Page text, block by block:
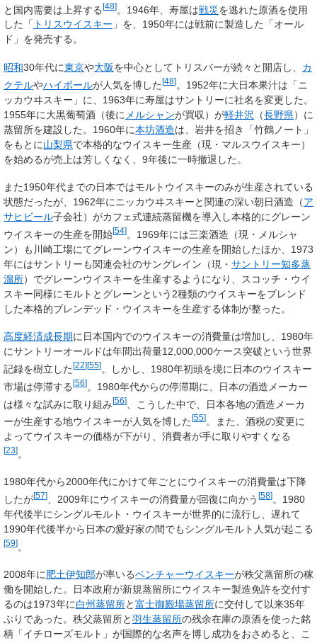
と国内需要は上昇する[48]。1946年、寿屋は戦災を逃れた原酒を使用
した「 トリスウイスキー 」を、1950年には戦前に製造した「オール
ド」を発売する。
昭和30年代に東京や大阪を中心としてトリスバーが続々と開店し、 カ
クテルやハイボールが人気を博した[48]。1952年に大日本果汁は「ニ
ッカウヰスキー」に、1963年に寿屋はサントリーに社名を変更した。
1955年に大黒葡萄酒（後に メルシャンが買収）が軽井沢 （長野県）に
蒸留所を建設した。1960年に本坊酒造は、岩井を招き「竹鶴ノート」
をもとに山梨県で本格的なウイスキー生産（現・マルスウイスキー）
を始めるが売上は芳しくなく、9年後に一時撤退した。
また1950年代までの日本ではモルトウイスキーのみが生産されている
状態だったが、1962年にニッカウヰスキーと関連の深い朝日酒造（ア
サヒビール子会社）がカフェ式連続蒸留機を導入し本格的にグレーン
ウイスキーの生産を開始[54] 。1969年には三楽酒造（現・メルシャ
ン）も川崎工場にてグレーンウイスキーの生産を開始したほか、1973
年にはサントリーも関連会社のサングレイン（現・ サントリー知多蒸
溜所）でグレーンウイスキーを生産するようになり、スコッチ・ウイ
スキー同様にモルトとグレーンという2種類のウイスキーをブレンド
した本格的ブレンデッド・ウイスキーを生産する体制が整った。
高度経済成長期に日本国内でのウイスキーの消費量は増加し、1980年
にサントリーオールドは年間出荷量12,000,000ケース突破という世界
記録を樹立した [22][55] 。しかし、1980年初頭を境に日本のウイスキー
市場は停滞する[56]。1980年代からの停滞期に、日本の酒造メーカー
は様々な試みに取り組み[56]
、こうした中で、日本各地の酒造メーカ
ーが生産する地ウイスキーが人気を博した [55] 。また、酒税の変更に
よってウイスキーの価格が下がり、消費者が手に取りやすくなる
[23]。
1980年代から2000年代にかけて年ごとにウイスキーの消費量は下降
したが[57] 、2009年にウイスキーの消費量が回復に向かう [58] 。1980
年代後半にシングルモルト・ウイスキーが世界的に流行し、遅れて
1990年代後半から日本の愛好家の間でもシングルモルト人気が起こる
[59]。
2008年に肥土伊知郎が率いるベンチャーウイスキーが秩父蒸留所の稼
働を開始した。日本政府が新規蒸留所にウイスキー製造免許を交付す
るのは1973年に白州蒸留所と富士御殿場蒸留所に交付して以来35年
ぶりであった。秩父蒸留所と羽生蒸留所の残余在庫の原酒を使った銘
柄「イチローズモルト」が国際的な名声を博し成功をおさめると、こ